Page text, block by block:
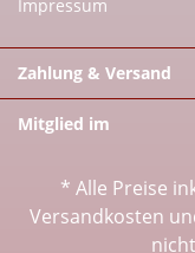
Impressum
Zahlung & Versand
Mitglied im
* Alle Preise
Versandkosten